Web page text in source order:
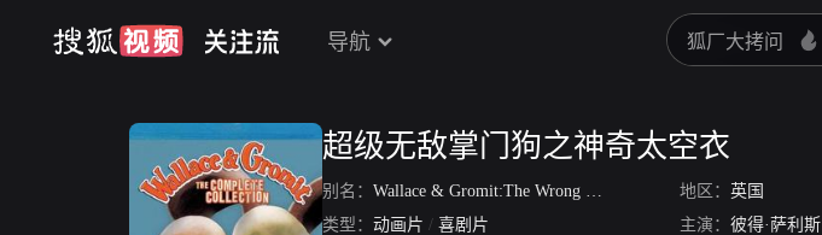
导航
超级无敌掌门狗之神奇太空衣
别名： Wallace & Gromit:The Wrong Trousers 酷狗宝贝:神奇太空衣
地区： 英国
类型： 动画片 / 喜剧片 主演： 彼得·萨利斯